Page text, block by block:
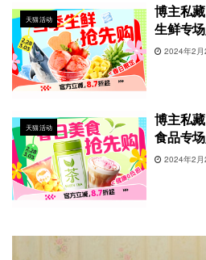
天猫活动
博主私
生鲜专
2024年2月
天猫活动
博主私
食品专
2024年2月